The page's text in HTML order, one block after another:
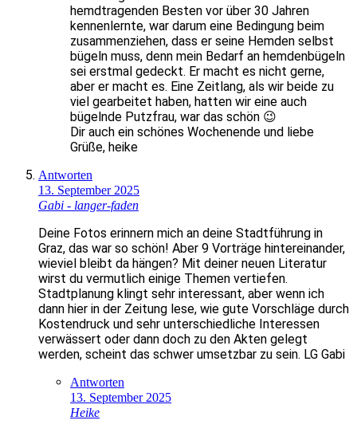
hemdtragenden Besten vor über 30 Jahren
kennenlernte, war darum eine Bedingung beim
zusammenziehen, dass er seine Hemden selbst
bügeln muss, denn mein Bedarf an hemdenbügeln
sei erstmal gedeckt. Er macht es nicht gerne,
aber er macht es. Eine Zeitlang, als wir beide zu
viel gearbeitet haben, hatten wir eine auch
bügelnde Putzfrau, war das schön 😉
Dir auch ein schönes Wochenende und liebe
Grüße, heike
Antworten
13. September 2025
Gabi - langer-faden
Deine Fotos erinnern mich an deine Stadtführung in
Graz, das war so schön! Aber 9 Vorträge hintereinander,
wieviel bleibt da hängen? Mit deiner neuen Literatur
wirst du vermutlich einige Themen vertiefen.
Stadtplanung klingt sehr interessant, aber wenn ich
dann hier in der Zeitung lese, wie gute Vorschläge durch
Kostendruck und sehr unterschiedliche Interessen
verwässert oder dann doch zu den Akten gelegt
werden, scheint das schwer umsetzbar zu sein. LG Gabi
Antworten
13. September 2025
Heike